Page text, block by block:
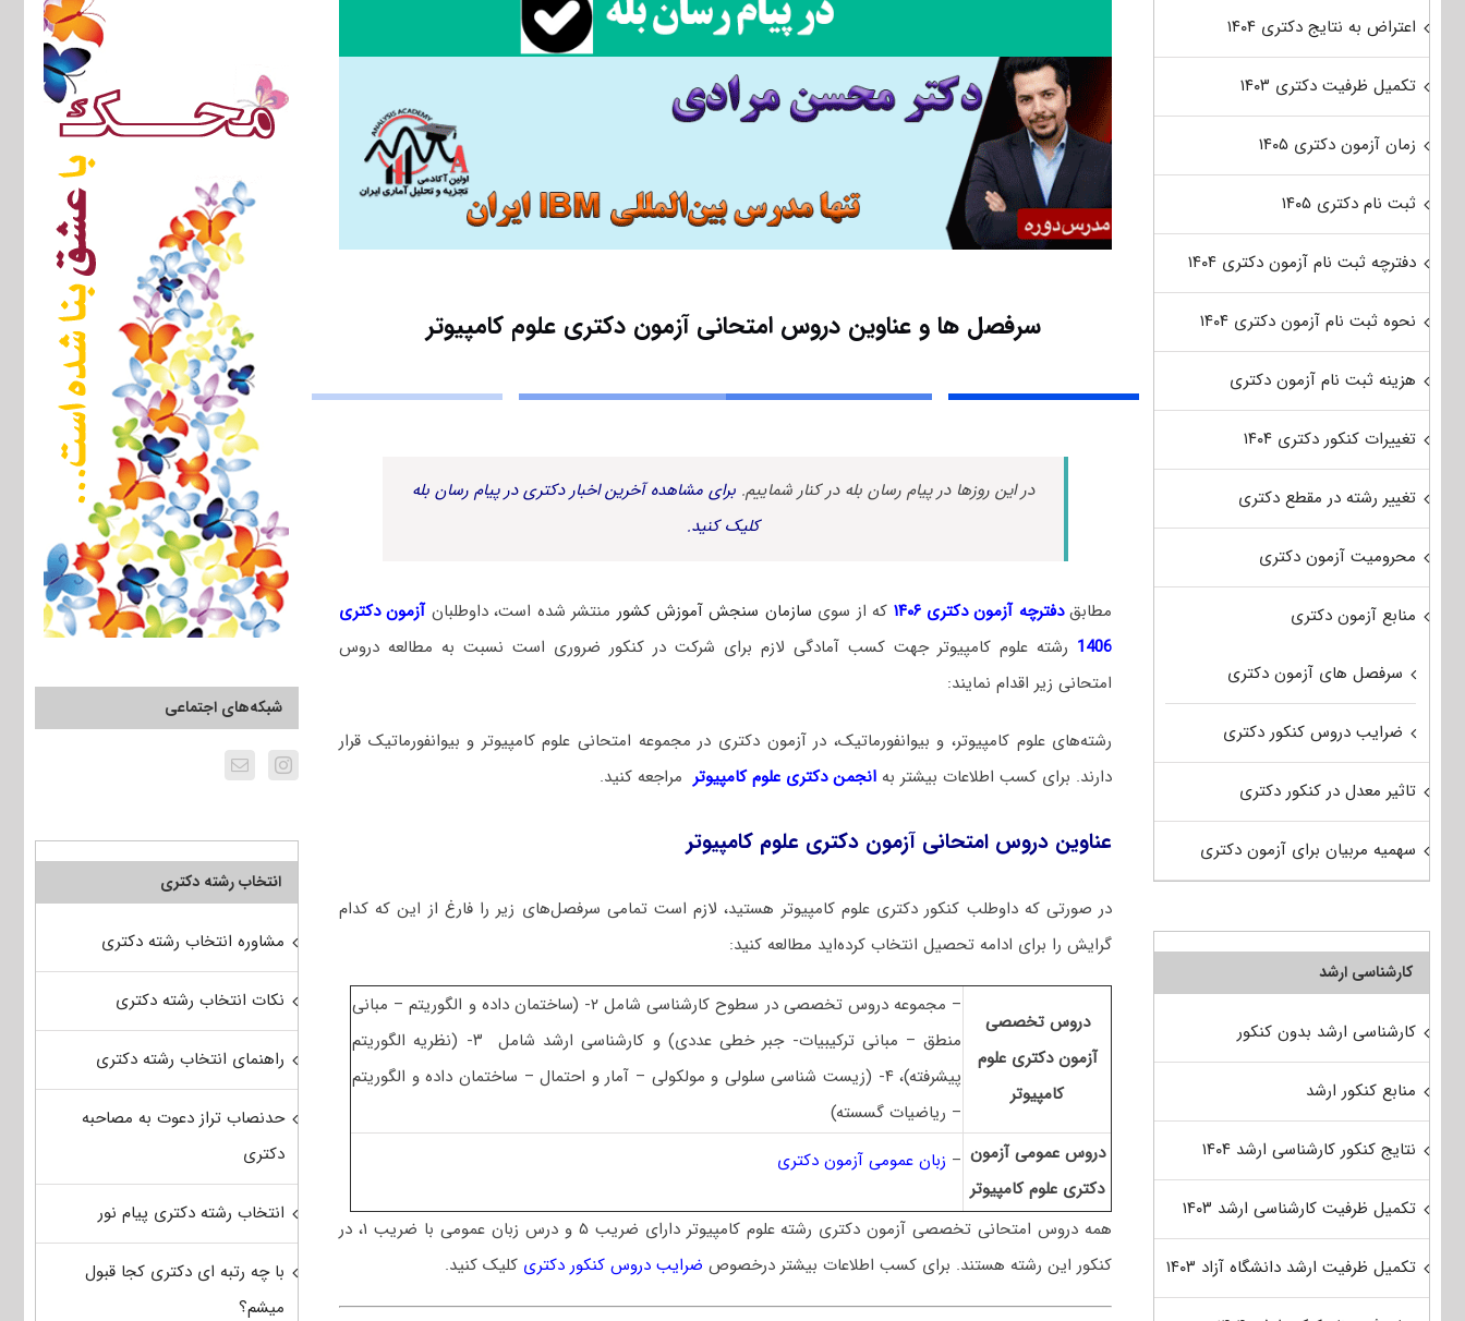
سرفصل ها و عناوین دروس امتحانی آزمون دکتری علوم کامپیوتر
در این روزها در پیام رسان بله در کنار شماییم. برای مشاهده آخرین اخبار دکتری در پیام رسان بله
کلیک کنید.
مطابق دفترچه آزمون دکتری ۱۴۰۶ که از سوی سازمان سنجش آموزش کشور منتشر شده است، داوطلبان آزمون دکتری
1406 رشته علوم کامپیوتر جهت کسب آمادگی لازم برای شرکت در کنکور ضروری است نسبت به مطالعه دروس
امتحانی زیر اقدام نمایند:
رشته‌های علوم کامپیوتر، و بیوانفورماتیک، در آزمون دکتری در مجموعه امتحانی علوم کامپیوتر و بیوانفورماتیک قرار
دارند. برای کسب اطلاعات بیشتر به انجمن دکتری علوم کامپیوتر مراجعه کنید.
عناوین دروس امتحانی آزمون دکتری علوم کامپیوتر
در صورتی که داوطلب کنکور دکتری علوم کامپیوتر هستید، لازم است تمامی سرفصل‌های زیر را فارغ از این که کدام
گرایش را برای ادامه تحصیل انتخاب کرده‌اید مطالعه کنید:
دروس تخصصی
آزمون دکتری علوم
کامپیوتر
– مجموعه دروس تخصصی در سطوح کارشناسی شامل ۲- (ساختمان داده و الگوریتم – مبانی
منطق – مبانی ترکیبیات- جبر خطی عددی) و کارشناسی ارشد شامل ۳- (نظریه الگوریتم
پیشرفته)، ۴- (زیست شناسی سلولی و مولکولی – آمار و احتمال – ساختمان داده و الگوریتم
– ریاضیات گسسته)
دروس عمومی آزمون
دکتری علوم کامپیوتر
– زبان عمومی آزمون دکتری
همه دروس امتحانی تخصصی آزمون دکتری رشتهعلوم کامپیوتر
دارای ضریب ۵ و درس زبان عمومی با ضریب ۱، در
کنکور این رشته هستند. برای کسب اطلاعات بیشتر درخصوص ضرایب دروس کنکور دکتری کلیک کنید.
شبکه‌های اجتماعی
انتخاب رشته دکتری
مشاوره انتخاب رشته دکتری
نکات انتخاب رشته دکتری
راهنمای انتخاب رشته دکتری
حدنصاب تراز دعوت به مصاحبه
دکتری
انتخاب رشته دکتری پیام نور
با چه رتبه ای دکتری کجا قبول
میشم؟
اعتراض به نتایج دکتری ۱۴۰۴
تکمیل ظرفیت دکتری ۱۴۰۳
زمان آزمون دکتری ۱۴۰۵
ثبت نام دکتری ۱۴۰۵
دفترچه ثبت نام آزمون دکتری ۱۴۰۴
نحوه ثبت نام آزمون دکتری ۱۴۰۴
هزینه ثبت نام آزمون دکتری
تغییرات کنکور دکتری ۱۴۰۴
تغییر رشته در مقطع دکتری
محرومیت آزمون دکتری
منابع آزمون دکتری
سرفصل های آزمون دکتری
ضرایب دروس کنکور دکتری
تاثیر معدل در کنکور دکتری
سهمیه مربیان برای آزمون دکتری
کارشناسی ارشد
کارشناسی ارشد بدون کنکور
منابع کنکور ارشد
نتایج کنکور کارشناسی ارشد ۱۴۰۴
تکمیل ظرفیت کارشناسی ارشد ۱۴۰۳
تکمیل ظرفیت ارشد دانشگاه آزاد ۱۴۰۳